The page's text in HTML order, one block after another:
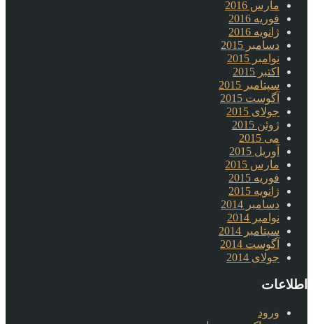
مارس 2016
فوریه 2016
ژانویه 2016
دسامبر 2015
نوامبر 2015
اکتبر 2015
سپتامبر 2015
آگوست 2015
جولای 2015
ژوئن 2015
می 2015
آوریل 2015
مارس 2015
فوریه 2015
ژانویه 2015
دسامبر 2014
نوامبر 2014
سپتامبر 2014
آگوست 2014
جولای 2014
اطلاعات
ورود